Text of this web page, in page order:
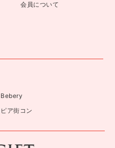
会員について
Bebery
ピア街コン